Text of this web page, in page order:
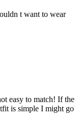
t want to wear
easy to match! If the
is simple I might go